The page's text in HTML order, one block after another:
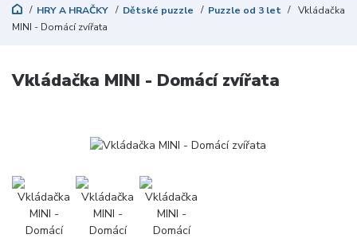
HRY A HRAČKY Dětské puzzle Puzzle od 3 let
Vkládačka
MINI - Domácí zvířata
Vkládačka MINI - Domácí zvířata